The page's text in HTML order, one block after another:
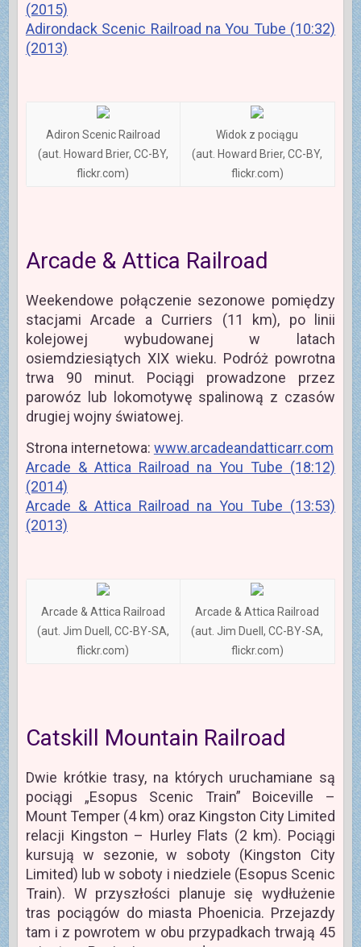
(2015)
Adirondack Scenic Railroad na You Tube (10:32)
(2013)
Adiron Scenic Railroad
(aut. Howard Brier, CC-BY,
flickr.com)
Widok z pociągu
(aut. Howard Brier, CC-BY,
flickr.com)
Arcade & Attica Railroad
Weekendowe połączenie sezonowe pomiędzy
stacjami Arcade a Curriers (11 km), po linii
kolejowej wybudowanej w latach
osiemdziesiątych XIX wieku. Podróż powrotna
trwa 90 minut. Pociągi prowadzone przez
parowóz lub lokomotywę spalinową z czasów
drugiej wojny światowej.
Strona internetowa: www.arcadeandatticarr.com
Arcade & Attica Railroad na You Tube (18:12)
(2014)
Arcade & Attica Railroad na You Tube (13:53)
(2013)
Arcade & Attica Railroad
(aut. Jim Duell, CC-BY-SA,
flickr.com)
Arcade & Attica Railroad
(aut. Jim Duell, CC-BY-SA,
flickr.com)
Catskill Mountain Railroad
Dwie krótkie trasy, na których uruchamiane są
pociągi „Esopus Scenic Train” Boiceville –
Mount Temper (4 km) oraz Kingston City Limited
relacji Kingston – Hurley Flats (2 km). Pociągi
kursują w sezonie, w soboty (Kingston City
Limited) lub w soboty i niedziele (Esopus Scenic
Train). W przyszłości planuje się wydłużenie
tras pociągów do miasta Phoenicia. Przejazdy
tam i z powrotem w obu przypadkach trwają 45